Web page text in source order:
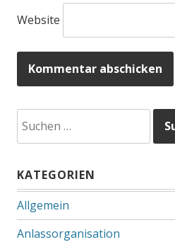
Website
nach:
KATEGORIEN
Allgemein
Anlassorganisation